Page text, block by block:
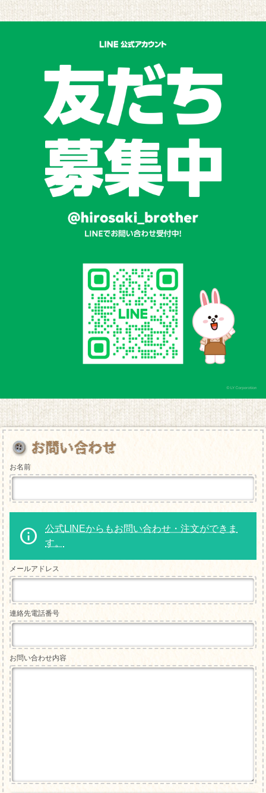
お名前
公式LINEからもお問い合わせ・注文ができま
す。
メールアドレス
連絡先電話番号
お問い合わせ内容